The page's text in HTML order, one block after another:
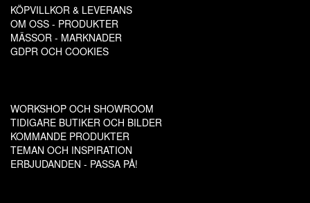
KÖPVILLKOR & LEVERANS
OM OSS - PRODUKTER
MÄSSOR - MARKNADER
GDPR OCH COOKIES
WORKSHOP OCH SHOWROOM
TIDIGARE BUTIKER OCH BILDER
KOMMANDE PRODUKTER
TEMAN OCH INSPIRATION
ERBJUDANDEN - PASSA PÅ!